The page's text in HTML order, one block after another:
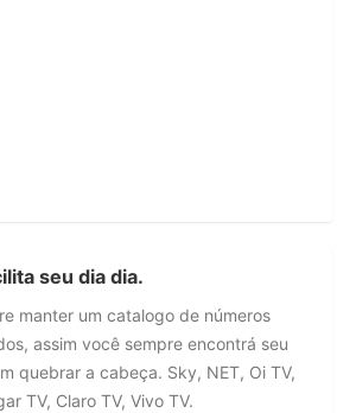
seu dia dia.
manter um catalogo de números
assim você sempre encontrá seu
quebrar a cabeça. Sky, NET, Oi TV,
TV, Claro TV, Vivo TV.